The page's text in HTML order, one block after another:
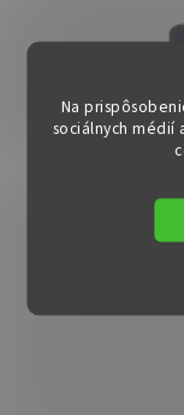
Na
sociálnych médií